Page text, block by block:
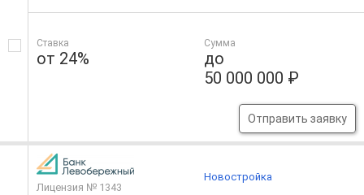
Ставка
от 24%
Сумма
до
50 000 000 ₽
Отправить заявку
Лицензия № 1343
Новостройка